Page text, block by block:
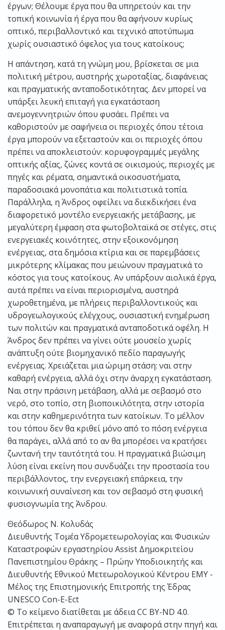
έργων; Θέλουμε έργα που θα υπηρετούν και την
τοπική κοινωνία ή έργα που θα αφήνουν κυρίως
οπτικό, περιβαλλοντικό και τεχνικό αποτύπωμα
χωρίς ουσιαστικό όφελος για τους κατοίκους;
Η απάντηση, κατά τη γνώμη μου, βρίσκεται σε μια
πολιτική μέτρου, αυστηρής χωροταξίας, διαφάνειας
και πραγματικής ανταποδοτικότητας. Δεν μπορεί να
υπάρξει λευκή επιταγή για εγκατάσταση
ανεμογεννητριών όπου φυσάει. Πρέπει να
καθοριστούν με σαφήνεια οι περιοχές όπου τέτοια
έργα μπορούν να εξεταστούν και οι περιοχές όπου
πρέπει να αποκλειστούν: κορυφογραμμές μεγάλης
οπτικής αξίας, ζώνες κοντά σε οικισμούς, περιοχές με
πηγές και ρέματα, σημαντικά οικοσυστήματα,
παραδοσιακά μονοπάτια και πολιτιστικά τοπία.
Παράλληλα, η Άνδρος οφείλει να διεκδικήσει ένα
διαφορετικό μοντέλο ενεργειακής μετάβασης, με
μεγαλύτερη έμφαση στα φωτοβολταϊκά σε στέγες, στις
ενεργειακές κοινότητες, στην εξοικονόμηση
ενέργειας, στα δημόσια κτίρια και σε παρεμβάσεις
μικρότερης κλίμακας που μειώνουν πραγματικά το
κόστος για τους κατοίκους. Αν υπάρξουν αιολικά έργα,
αυτά πρέπει να είναι περιορισμένα, αυστηρά
χωροθετημένα, με πλήρεις περιβαλλοντικούς και
υδρογεωλογικούς ελέγχους, ουσιαστική ενημέρωση
των πολιτών και πραγματικά ανταποδοτικά οφέλη. Η
Άνδρος δεν πρέπει να γίνει ούτε μουσείο χωρίς
ανάπτυξη ούτε βιομηχανικό πεδίο παραγωγής
ενέργειας. Χρειάζεται μια ώριμη στάση: ναι στην
καθαρή ενέργεια, αλλά όχι στην άναρχη εγκατάσταση.
Ναι στην πράσινη μετάβαση, αλλά με σεβασμό στο
νερό, στο τοπίο, στη βιοποικιλότητα, στην ιστορία
και στην καθημερινότητα των κατοίκων. Το μέλλον
του τόπου δεν θα κριθεί μόνο από το πόση ενέργεια
θα παράγει, αλλά από το αν θα μπορέσει να κρατήσει
ζωντανή την ταυτότητά του. Η πραγματικά βιώσιμη
λύση είναι εκείνη που συνδυάζει την προστασία του
περιβάλλοντος, την ενεργειακή επάρκεια, την
κοινωνική συναίνεση και τον σεβασμό στη φυσική
φυσιογνωμία της Άνδρου.
Θεόδωρος Ν. Κολυδάς
Διευθυντής Τομέα Υδρομετεωρολογίας και Φυσικών
Καταστροφών εργαστηρίου Assist Δημοκριτείου
Πανεπιστημίου Θράκης – Πρώην Υποδιοικητής και
Διευθυντής Εθνικού Μετεωρολογικού Κέντρου ΕΜΥ -
Μέλος της Επιστημονικής Επιτροπής της Έδρας
UNESCO Con-E-Ect
© Το κείμενο διατίθεται με άδεια CC BY-ND 4.0.
Επιτρέπεται η αναπαραγωγή με αναφορά στην πηγή και